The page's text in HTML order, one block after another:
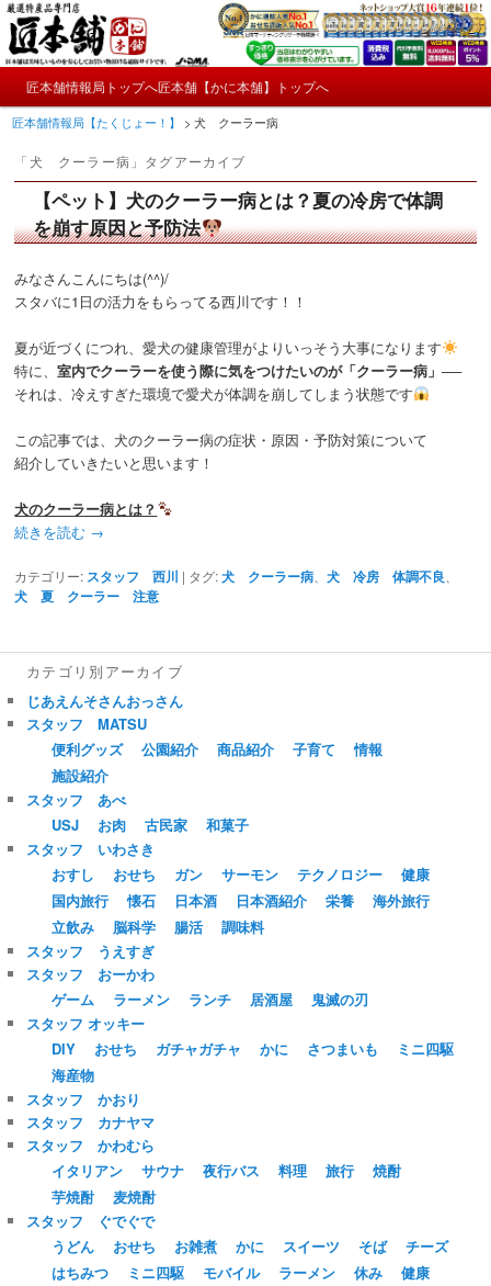
メ
イ
ン
ン
テ
サ
ブ
コ
テ
ン
匠本舗情報局【たくじょー！】
かにやおせちについてのおもしろ情報や興味深い記事をお届けします。
ン
メ
イ
ン
コ
テ
ン
ツ
へ
移
動
サ
ブ
コ
ン
ン
ツ
へ
移
動
匠本舗情報局トップへ匠本舗【かに本舗】トップへ
匠本舗情報局【たくじょー！】 >犬 クーラー病
「犬 クーラー病 」タグアーカイブ
【ペット】犬のクーラー病とは？夏の冷房で体調
を崩す原因と予防法
みなさんこんにちは(^^)/
スタバに1日の活力をもらってる西川です！！
夏が近づくにつれ、愛犬の健康管理がよりいっそう大事になります
特に、室内でクーラーを使う際に気をつけたいのが「クーラー病」──
それは、冷えすぎた環境で愛犬が体調を崩してしまう状態です
この記事では、犬のクーラー病の症状・原因・予防対策について
紹介していきたいと思います！
犬のクーラー病とは？
続きを読む →
カテゴリー: スタッフ 西川 | タグ: 犬 クーラー病 、犬 冷房 体調不良
犬 夏 クーラー 注意
カテゴリ別アーカイブ
じあえんそさんおっさん
スタッフ MATSU
便利グッズ
公園紹介 商品紹介 子育て
情報
施設紹介
スタッフ あべ
USJ
お肉 古民家
和菓子
スタッフ いわさき
おすし
おせち ガン サーモン テクノロジー
健康
国内旅行
懐石 日本酒 日本酒紹介 栄養
海外旅行
立飲み
脳科学 腸活
調味料
スタッフ うえすぎ
スタッフ おーかわ
ゲーム
ラーメン ランチ 居酒屋
鬼滅の刃
スタッフ オッキー
DIY
おせち ガチャガチャ かに さつまいも
ミニ四駆
海産物
スタッフ かおり
スタッフ カナヤマ
スタッフ かわむら
イタリアン
サウナ 夜行バス 料理 旅行
焼酎
芋焼酎
麦焼酎
スタッフ ぐでぐで
うどん
おせち お雑煮 かに スイーツ そば
チーズ
はちみつ
ミニ四駆 モバイル ラーメン 休み
健康